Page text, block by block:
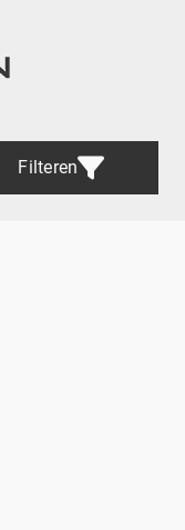
Filteren